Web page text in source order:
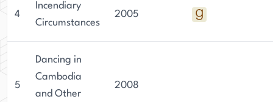
4
Incendiary
Circumstances
2005
5
Dancing in
Cambodia
and Other
2008